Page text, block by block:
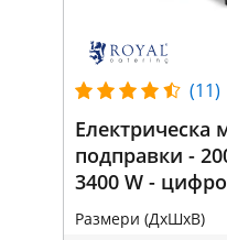
(11)
Електрическа
подправки -
3400 W -
Размери (ДxШxВ)